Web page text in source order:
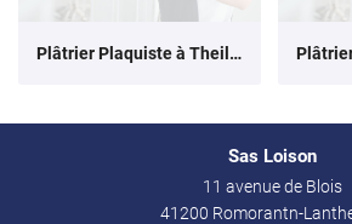
Plâtrier Plaquiste à Theillay
Sas Loison
11 avenue de Blois
41200 Romorantn-